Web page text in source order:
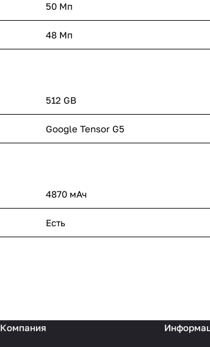
50 Мп
48 Мп
512 GB
Google Tensor G5
4870 мАч
Есть
Компания